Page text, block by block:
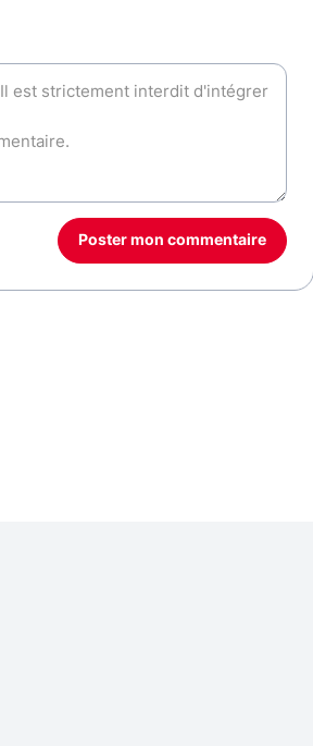
Poster mon commentaire